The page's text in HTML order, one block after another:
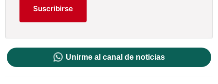
Suscribirse
Unirme al canal de noticias